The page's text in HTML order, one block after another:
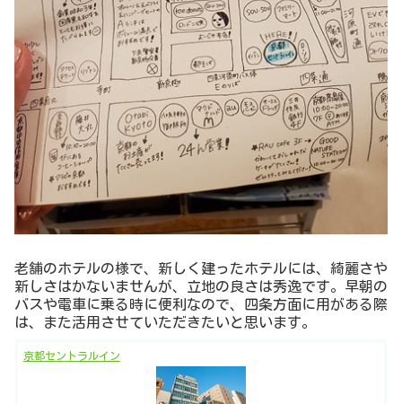
老舗のホテルの様で、新しく建ったホテルには、綺麗さや
新しさはかないませんが、立地の良さは秀逸です。早朝の
バスや電車に乗る時に便利なので、四条方面に用がある際
は、また活用させていただきたいと思います。
京都セントラルイン